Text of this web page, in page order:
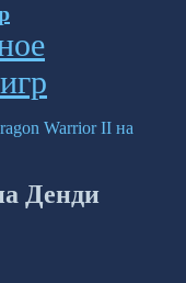
Warrior II на
Денди